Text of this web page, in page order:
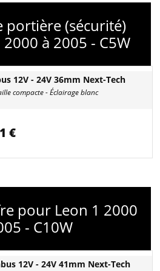
portière (sécurité)
à 2005 - C5W
12V - 24V 36mm Next-Tech
compacte - Éclairage blanc
€
pour Leon 1 2000
- C10W
12V - 24V 41mm Next-Tech